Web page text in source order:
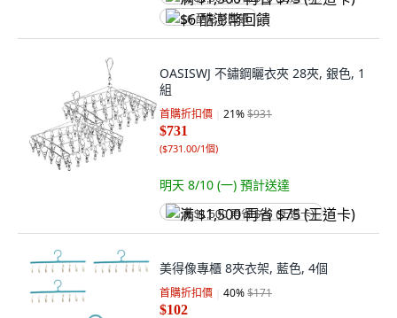
$6 酷澎幣回饋
OASISWJ 不鏽鋼曬衣夾 28夾, 銀色, 1
組
首購折扣價 21%$931
$731
($731.00/1個)
明天 8/10 (一) 預計送達
满 $1,500 再省 $75 (王道卡)
美得像專櫃 8夾衣架, 藍色, 4個
首購折扣價 40%$171
$102